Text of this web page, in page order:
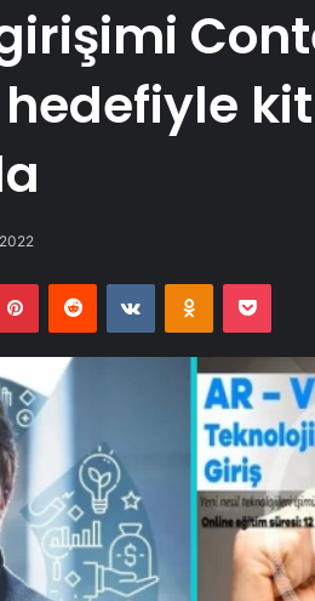
PinterestReddit VKontakteOdnoklassniki
Pocket